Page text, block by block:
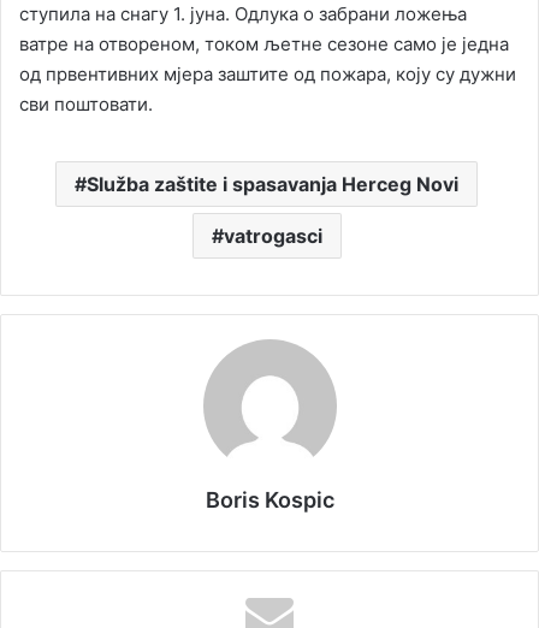
ступила на снагу 1. јуна. Одлука о забрани ложења
ватре на отвореном, током љетне сезоне само је једна
од првентивних мјера заштите од пожара, коју су дужни
сви поштовати.
Služba zaštite i spasavanja Herceg Novi
vatrogasci
Boris Kospic